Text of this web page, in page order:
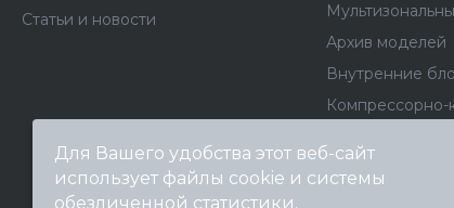
Статьи и новости
Архив моделей
Внутренние
Компрессорно-
Фанкойлы
Чиллеры
Для Вашего удобства этот веб-сайт
использует файлы cookie и системы
обезличенной статистики.